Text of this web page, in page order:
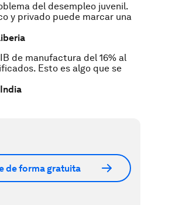
del desempleo juvenil.
y privado puede marcar una
de manufactura del 16% al
Esto es algo que se
de forma gratuita